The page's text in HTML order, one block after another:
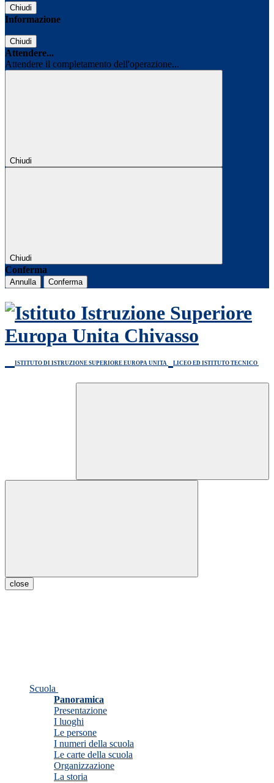
Chiudi
Informazione
Chiudi
Attendere...
Attendere il completamento dell'operazione...
Chiudi
Chiudi
Conferma
Annulla Conferma
ISTITUTO DI ISTRUZIONE SUPERIORE EUROPA UNITA LICEO ED ISTITUTO TECNICO
close
Scuola
Panoramica
Presentazione
I luoghi
Le persone
I numeri della scuola
Le carte della scuola
Organizzazione
La storia